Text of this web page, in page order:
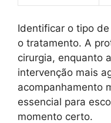
Identificar o tipo
o tratamento. A
cirurgia, enquanto
intervenção mais
acompanhamento
essencial para
momento certo.